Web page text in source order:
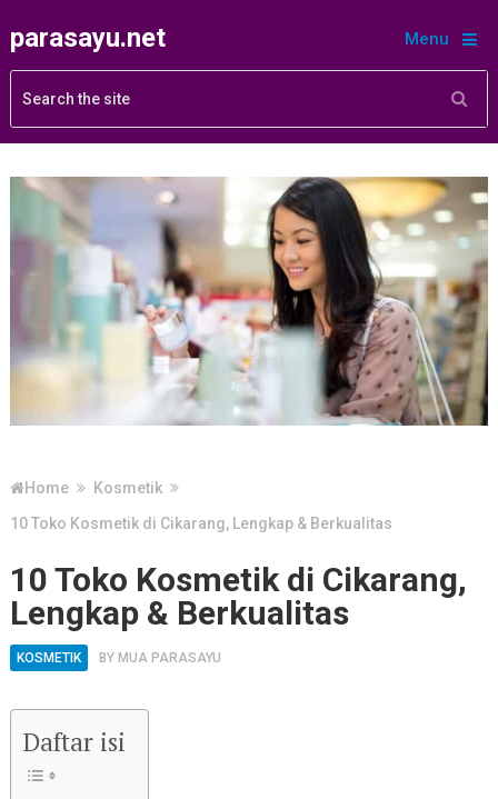
parasayu.net Menu
Home
Kosmetik
10 Toko Kosmetik di Cikarang, Lengkap & Berkualitas
10 Toko Kosmetik di Cikarang,
Lengkap & Berkualitas
KOSMETIK BY MUA PARASAYU
Daftar isi